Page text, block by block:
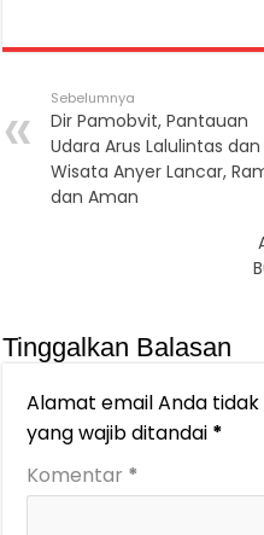
Sebelumnya
Dir Pamobvit, Pantauan
Udara Arus Lalulintas dan
Wisata Anyer Lancar,
dan Aman
Tinggalkan Balasan
Alamat email Anda tidak
yang wajib ditandai *
Komentar *